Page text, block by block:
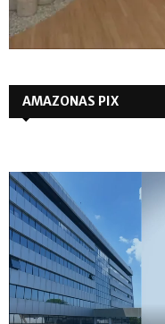
AMAZONAS PIX